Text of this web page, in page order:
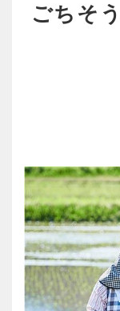
ごちそ